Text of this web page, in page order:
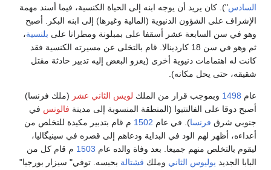
السادس"). كان يريد أن يوجه ابنه إلى الحياة الكنسية، فيما أسند مهمة
الإشراف على الشؤون الدنيوية (المالية وغيرها) إلى ابنه البكر. أصبح
وهو في سن السابعة عشر أسقفا على بمبلونة ومطرانا على بلنسية،
ثم وهو في سن 18 كاردينالا. قام بالتخلى عن مسيرته الكنسية فقد
كانت له اهتمامات دنيوية أخرى (يعزو البعض إليه تدبير حادثة مقتل
شقيقه، حتى يحل مكانه).
عام 1498 وبموجب قرار من الملك لويس الثاني عشر (ملك فرنسا)
أصبح دوقا على الفالنتيوا (المنطقة المنسوبة إلى مدينة فالونس في
جنوبي شرق فرنسا). في عام 1502 م قام بتدبير مكيدة للتخلص من
أعداءه، أظهر لهم الود في البداية ودعاهم إلى قصره في سينيگاليا،
ليقوم بالتخلص منهم جميعا. بعد وفاة والده عام 1503 م قام كل من
البابا الجديد يوليوس الثاني وملك قشتالة بحبسه. توفي" سيزار بورجيا"